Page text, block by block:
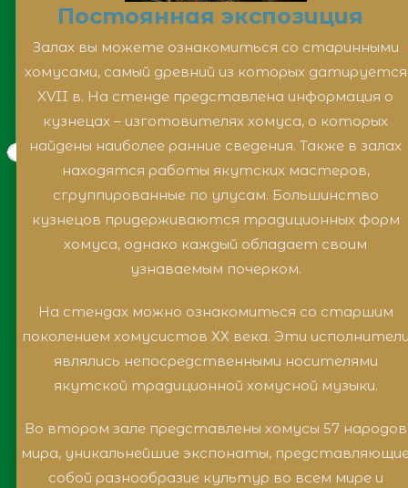
Постоянная экспозиция
Залах вы можете ознакомиться со старинными
хомусами, самый древний из которых датируется
XVII в. На стенде представлена информация о
кузнецах – изготовителях хомуса, о которых
найдены наиболее ранние сведения. Также в залах
находятся работы якутских мастеров,
сгруппированные по улусам. Большинство
кузнецов придерживаются традиционных форм
хомуса, однако каждый обладает своим
узнаваемым почерком.
На стендах можно ознакомиться со старшим
поколением хомусистов ХХ века. Эти
являлись непосредственными носителями
якутской традиционной хомусной музыки.
Во втором зале представлены хомусы 57 народов
мира, уникальнейшие экспонаты,
собой разнообразие культур во всем мире и